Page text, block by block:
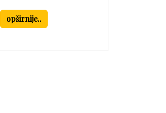
opširnije..